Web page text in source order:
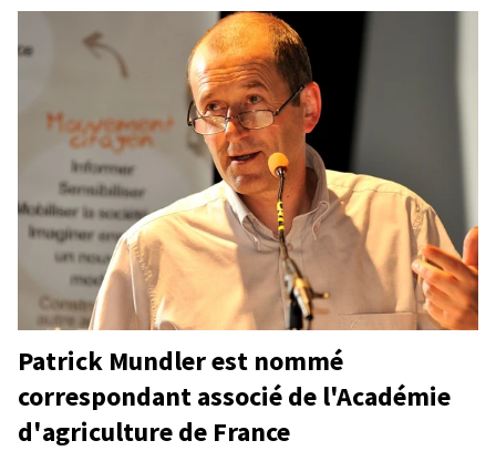
Patrick Mundler est nommé
correspondant associé de l'Académie
d'agriculture de France